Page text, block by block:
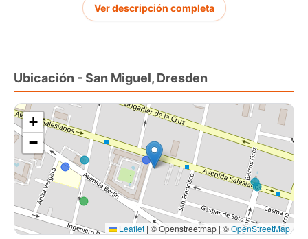
Casa en venta, ubicada en la comuna de San Miguel, con una
Sus principales características son:
5 dormitorios
2 baños
Admite mascotas
3 estacionamientos
Año de construcción: 1985
Conexión a lavadora
Bodega
Además, el inmueble cuenta con las siguientes amenidades:
Ver descripción completa
Ubicación - San Miguel, Dresden
+
−
Leaflet | © Openstreetmap | ©OpenStreetMap